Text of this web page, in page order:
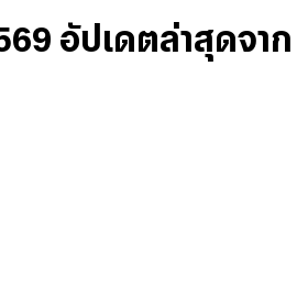
อัปเดตล่าสุดจาก